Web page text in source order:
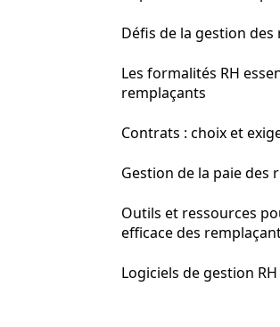
Défis de la gestion des
Les formalités RH
remplaçants
Contrats : choix et
Gestion de la paie des
Outils et ressources
efficace des
Logiciels de gestion RH